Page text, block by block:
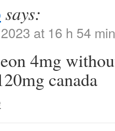
says:
at 16 h 54 min
4mg
canada